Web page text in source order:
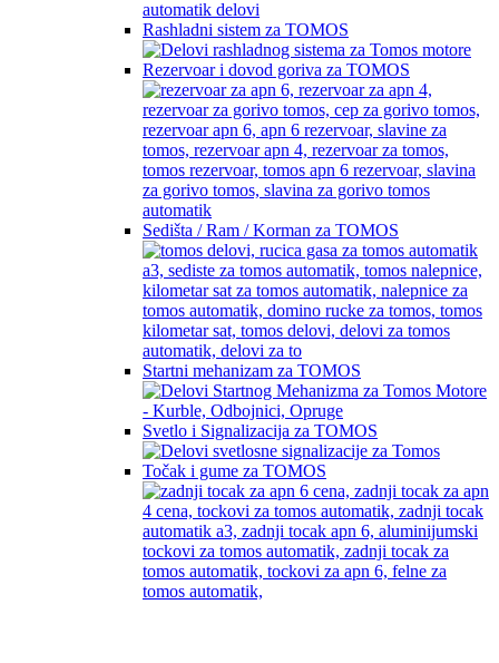
Rashladni sistem za TOMOS
Rezervoar i dovod goriva za TOMOS
Sedišta / Ram / Korman za TOMOS
Startni mehanizam za TOMOS
Svetlo i Signalizacija za TOMOS
Točak i gume za TOMOS